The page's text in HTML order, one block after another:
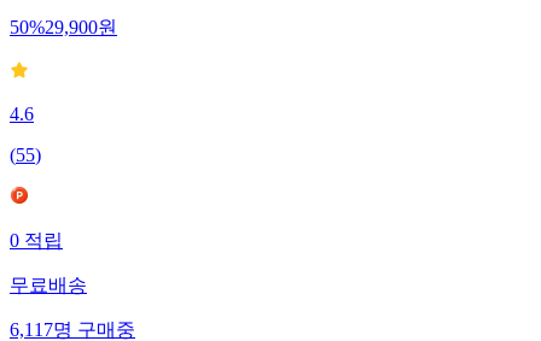
50%29,900원
4.6
(55)
0적립
무료배송
6,117명구매중